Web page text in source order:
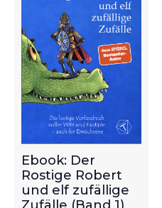
Ebook: Der
Rostige Robert
und elf zufällige